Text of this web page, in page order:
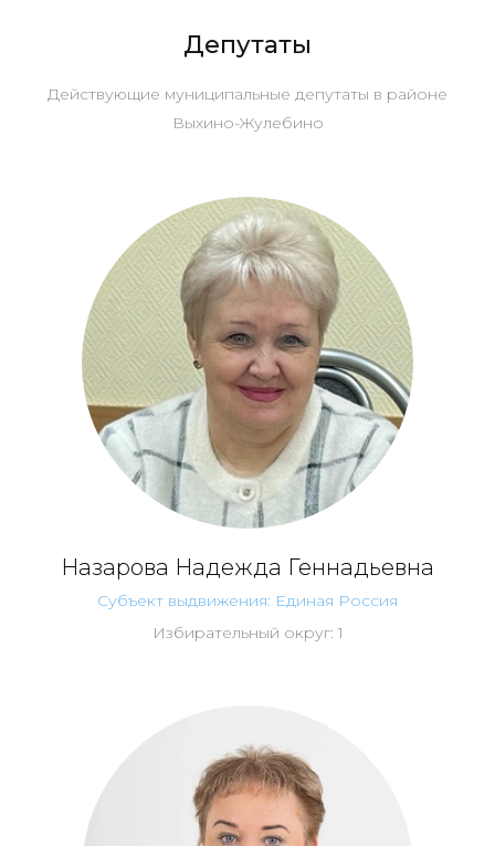
Депутаты
Действующие муниципальные депутаты в районе
Выхино-Жулебино
Назарова Надежда Геннадьевна
Субъект выдвижения: Единая Россия
Избирательный округ: 1